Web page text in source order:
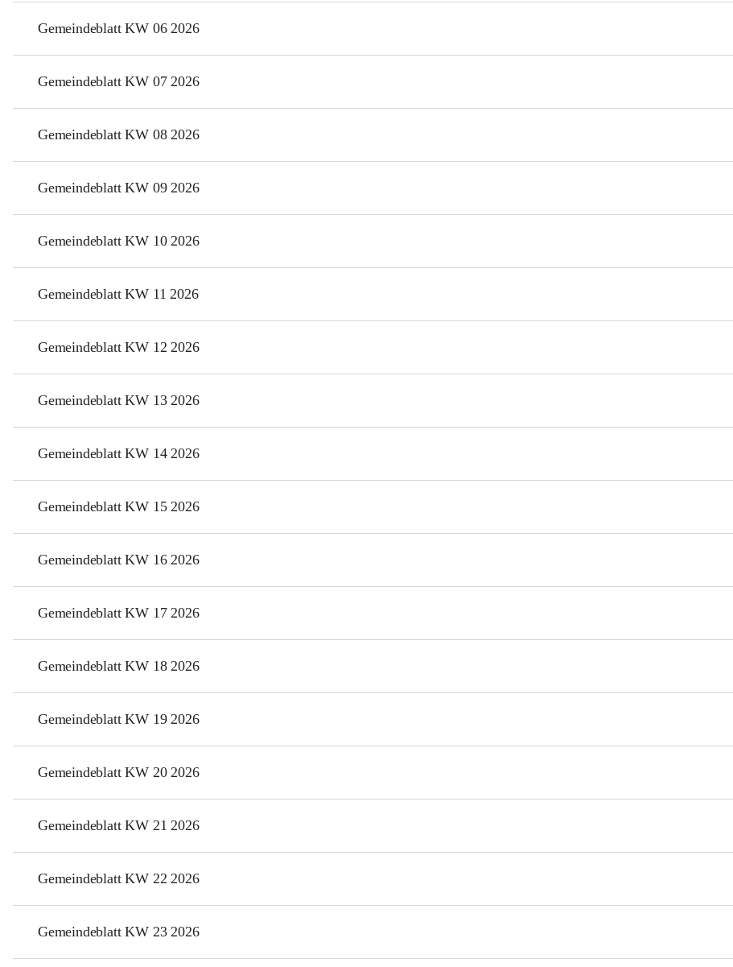
Gemeindeblatt KW 06 2026
Gemeindeblatt KW 07 2026
Gemeindeblatt KW 08 2026
Gemeindeblatt KW 09 2026
Gemeindeblatt KW 10 2026
Gemeindeblatt KW 11 2026
Gemeindeblatt KW 12 2026
Gemeindeblatt KW 13 2026
Gemeindeblatt KW 14 2026
Gemeindeblatt KW 15 2026
Gemeindeblatt KW 16 2026
Gemeindeblatt KW 17 2026
Gemeindeblatt KW 18 2026
Gemeindeblatt KW 19 2026
Gemeindeblatt KW 20 2026
Gemeindeblatt KW 21 2026
Gemeindeblatt KW 22 2026
Gemeindeblatt KW 23 2026